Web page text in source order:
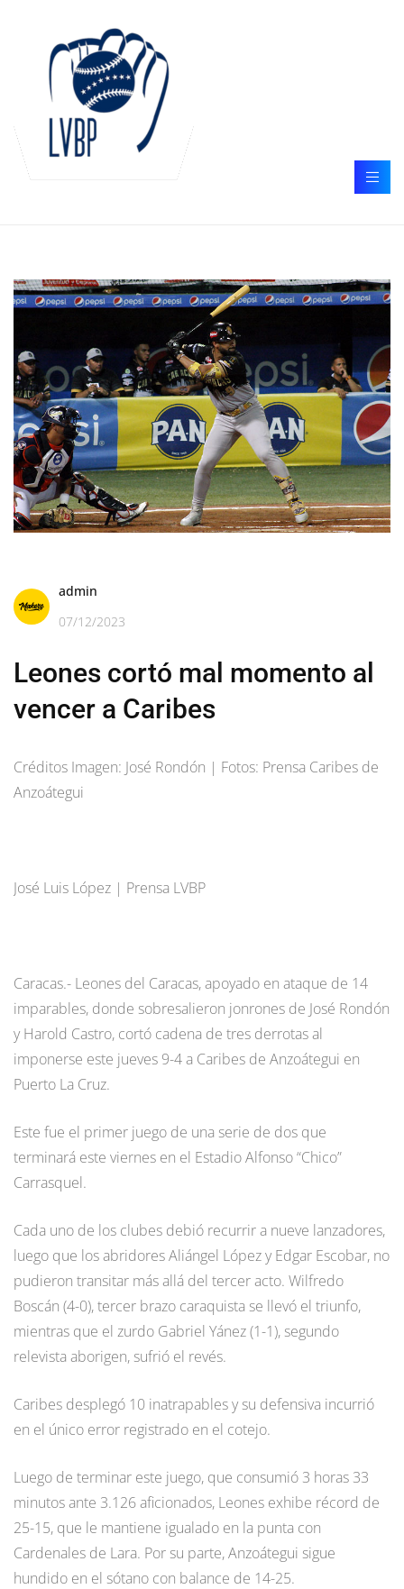
admin
07/12/2023
Leones cortó mal momento al
vencer a Caribes
Créditos Imagen: José Rondón | Fotos: Prensa Caribes de
Anzoátegui
José Luis López | Prensa LVBP
Caracas.- Leones del Caracas, apoyado en ataque de 14
imparables, donde sobresalieron jonrones de José Rondón
y Harold Castro, cortó cadena de tres derrotas al
imponerse este jueves 9-4 a Caribes de Anzoátegui en
Puerto La Cruz.
Este fue el primer juego de una serie de dos que
terminará este viernes en el Estadio Alfonso “Chico”
Carrasquel.
Cada uno de los clubes debió recurrir a nueve lanzadores,
luego que los abridores Aliángel López y Edgar Escobar, no
pudieron transitar más allá del tercer acto. Wilfredo
Boscán (4-0), tercer brazo caraquista se llevó el triunfo,
mientras que el zurdo Gabriel Yánez (1-1), segundo
relevista aborigen, sufrió el revés.
Caribes desplegó 10 inatrapables y su defensiva incurrió
en el único error registrado en el cotejo.
Luego de terminar este juego, que consumió 3 horas 33
minutos ante 3.126 aficionados, Leones exhibe récord de
25-15, que le mantiene igualado en la punta con
Cardenales de Lara. Por su parte, Anzoátegui sigue
hundido en el sótano con balance de 14-25.